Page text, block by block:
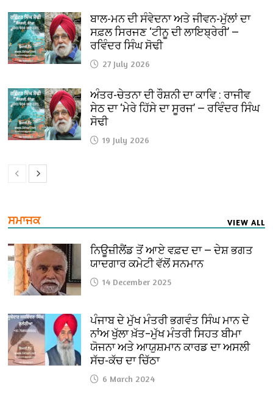
ਬਾਲ-ਮਨ ਦੀ ਸੰਵੇਦਨਾ ਅਤੇ ਜੀਵਨ-ਮੁੱਲਾਂ ਦਾ
ਸਫ਼ਲ ਸਿਰਜਣ ‘ਟੀਨੂ ਦੀ ਲਾਇਬ੍ਰੇਰੀ’ —
ਰਵਿੰਦਰ ਸਿੰਘ ਸੋਢੀ
27 July 2026
ਅੰਤਰ-ਚੇਤਨਾ ਦੀ ਰੌਸ਼ਨੀ ਦਾ ਕਾਵਿ : ਰਾਜੀਵ
ਸੇਠ ਦਾ ‘ਮੇਰੇ ਹਿੱਸੇ ਦਾ ਸੂਰਜ’ — ਰਵਿੰਦਰ ਸਿੰਘ
ਸੋਢੀ
19 July 2026
ਸਮਾਜਕ VIEW ALL
ਨਿਊਜ਼ੀਲੈਂਡ ਤੋਂ ਆਏ ਵਫ਼ਦ ਦਾ — ਦੇਸ਼ ਭਗਤ
ਯਾਦਗਾਰ ਕਮੇਟੀ ਵੱਲੋਂ ਸਨਮਾਨ
14 December 2025
ਪੰਜਾਬ ਦੇ ਮੁੱਖ ਮੰਤਰੀ ਭਗਵੰਤ ਸਿੰਘ ਮਾਨ ਦੇ
ਨਾਂਅ ਖੁੱਲਾ ਖ਼ੱਤ–ਮੁੱਖ ਮੰਤਰੀ ਸਿਹਤ ਬੀਮਾ
ਯੋਜਨਾ ਅਤੇ ਆਯੁਸ਼ਮਾਨ ਕਾਰਡ ਦਾ ਅਸਲੀ
ਸੱਚ-ਕੱਚ ਦਾ ਚਿੱਠਾ
6 March 2024